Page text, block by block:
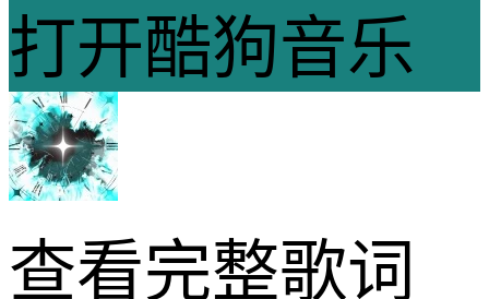
打开酷狗音乐
查看完整歌词